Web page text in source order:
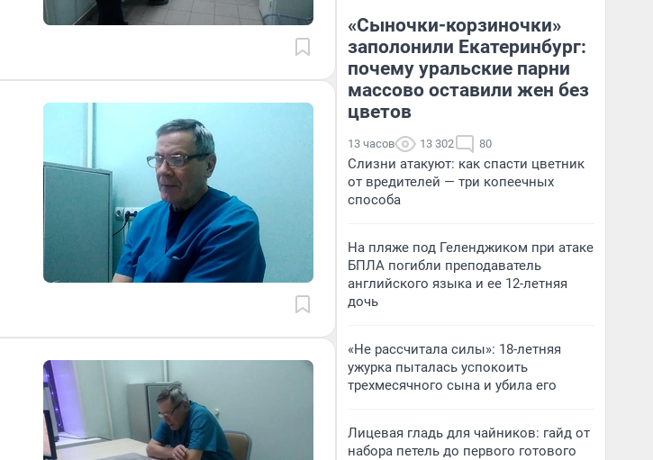
Нолана
Эксперт
«Сыночки-корзиночки»
заполонили Екатеринбург:
почему уральские парни
массово оставили жен без
цветов
13 часов 13 302 80
Слизни атакуют: как спасти цветник
от вредителей — три копеечных
способа
На пляже под Геленджиком при атаке
БПЛА погибли преподаватель
английского языка и ее 12-летняя
дочь
«Не рассчитала силы»: 18-летняя
ужурка пыталась успокоить
трехмесячного сына и убила его
Лицевая гладь для чайников: гайд от
набора петель до первого готового